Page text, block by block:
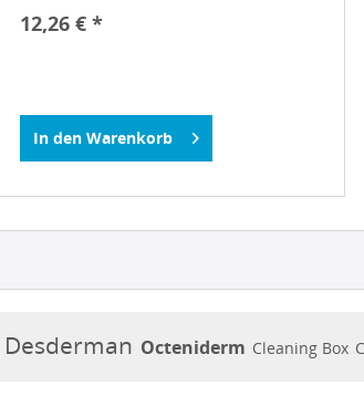
12,26 € *
In den Warenkorb
Desderman Octeniderm Cleaning Box